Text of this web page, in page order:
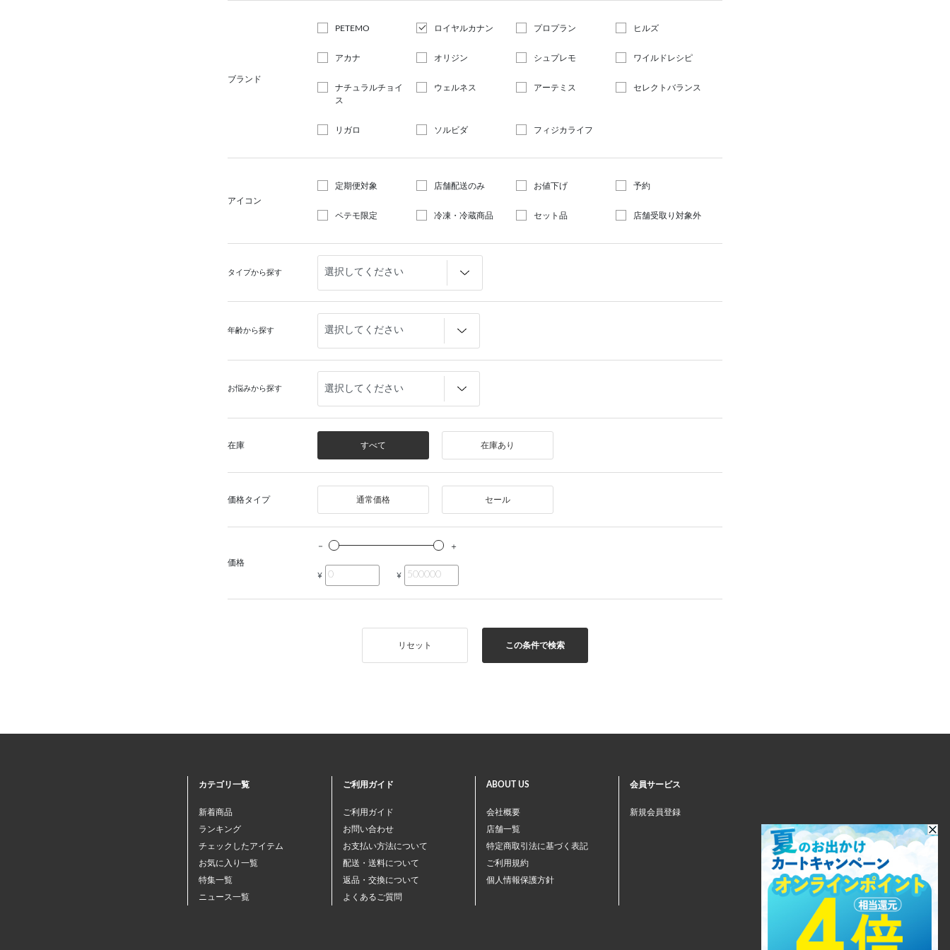
ブランド
PETEMO ロイヤルカナン プロプラン ヒルズ
アカナ オリジン シュプレモ ワイルドレシピ
ナチュラルチョイ
ス
ウェルネス アーテミス セレクトバランス
リガロ ソルビダ フィジカライフ
アイコン
定期便対象 店舗配送のみ お値下げ 予約
ペテモ限定 冷凍・冷蔵商品 セット品 店舗受取り対象外
タイプから探す
年齢から探す
お悩みから探す
在庫 すべて 在庫あり
価格タイプ 通常価格 セール
価格
¥
¥
この条件で検索
リセット
カテゴリ一覧
新着商品
ランキング
チェックしたアイテム
お気に入り一覧
特集一覧
ニュース一覧
ご利用ガイド
ご利用ガイド
お問い合わせ
お支払い方法について
配送・送料について
返品・交換について
よくあるご質問
ABOUT US
会社概要
店舗一覧
特定商取引法に基づく表記
ご利用規約
個人情報保護方針
会員サービス
新規会員登録